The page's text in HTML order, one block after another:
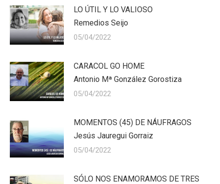
LO ÚTIL Y LO VALIOSO
Remedios Seijo
05/04/2022
CARACOL GO HOME
Antonio Mª González Gorostiza
05/04/2022
MOMENTOS (45) DE NÁUFRAGOS
Jesús Jauregui Gorraiz
05/04/2022
SÓLO NOS ENAMORAMOS DE TRES